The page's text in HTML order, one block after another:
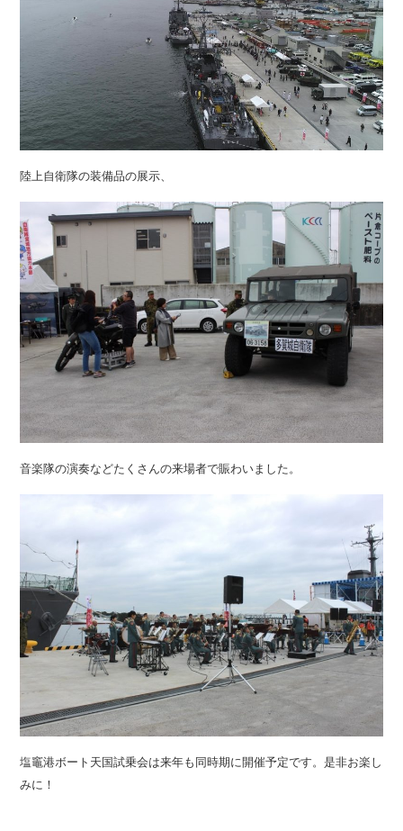
陸上自衛隊の装備品の展示、
音楽隊の演奏などたくさんの来場者で賑わいました。
塩竈港ボート天国試乗会は来年も同時期に開催予定です。是非お楽し
みに！